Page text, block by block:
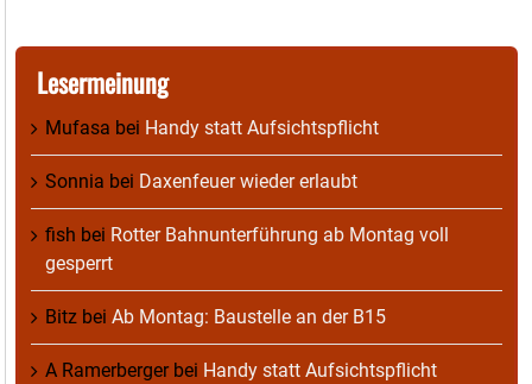
Lesermeinung
Mufasa bei Handy statt Aufsichtspflicht
Sonnia bei Daxenfeuer wieder erlaubt
fish bei Rotter Bahnunterführung ab Montag voll
gesperrt
Bitz bei Ab Montag: Baustelle an der B15
A Ramerbergerbei Handy statt Aufsichtspflicht